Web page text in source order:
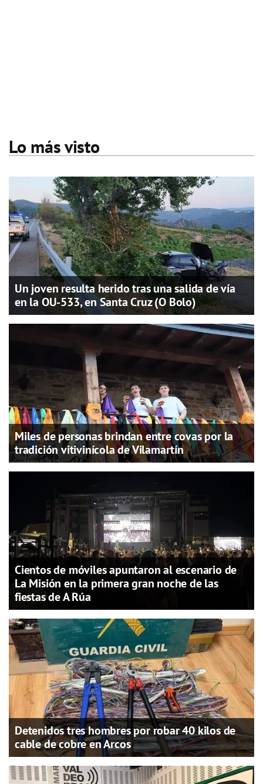
Lo más visto
Un joven resulta herido tras una salida de vía
en la OU-533, en Santa Cruz (O Bolo)
Miles de personas brindan entre covas por la
tradición vitivinícola de Vilamartín
Cientos de móviles apuntaron al escenario de
La Misión en la primera gran noche de las
fiestas de A Rúa
Detenidos tres hombres por robar 40 kilos de
cable de cobre en Arcos